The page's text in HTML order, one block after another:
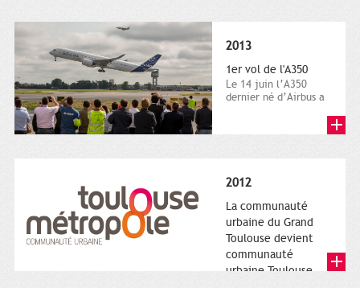
2013
1er vol de l'A350
Le 14 juin l’A350
dernier né d’Airbus a
2012
La communauté
urbaine du Grand
Toulouse devient
communauté
urbaine Toulouse